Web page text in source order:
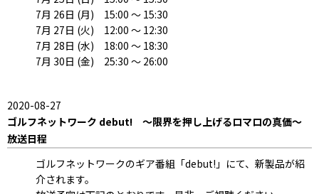
7月 26日 (月) 15:00 ～ 15:30
7月 27日 (火) 12:00 ～ 12:30
7月 28日 (水) 18:00 ～ 18:30
7月 30日 (金) 25:30 ～ 26:00
2020-08-27
ゴルフネットワーク debut! ～限界を押し上げるロマロの真価～
放送日程
ゴルフネットワークのギア番組「debut!」にて、新製品が紹
介されます。